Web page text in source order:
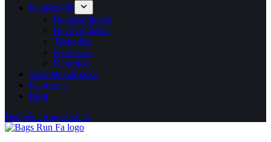
Kiegészítők
Bevásárlókocsi
Bevásárlótáska
Táskadísz
Neszeszer
Karkötők
Viszonteladóknak
Kapcsolat
Blog
Belépés / Regisztráció